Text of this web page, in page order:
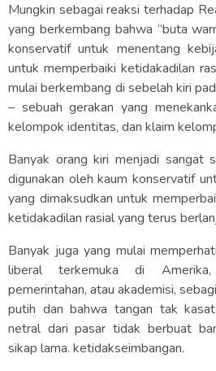
Mungkin sebagai reaksi terhadap
yang berkembang bahwa “buta
konservatif untuk menentang
untuk memperbaiki ketidakadilan
mulai berkembang di sebelah kiri
– sebuah gerakan yang
kelompok identitas, dan klaim
Banyak orang kiri menjadi sangat
digunakan oleh kaum konservatif
yang dimaksudkan untuk
ketidakadilan rasial yang terus
Banyak juga yang mulai
liberal terkemuka di
pemerintahan, atau akademisi,
putih dan bahwa tangan tak
netral dari pasar tidak berbuat
sikap lama. ketidakseimbangan.